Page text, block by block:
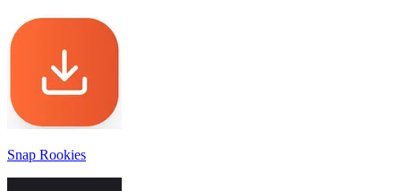
Snap Rookies